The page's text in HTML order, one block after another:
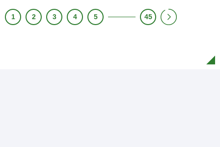
1 2 3 4 5 45